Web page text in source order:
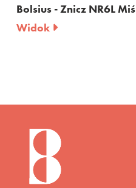
Bolsius - Znicz NR6L Miś
Widok